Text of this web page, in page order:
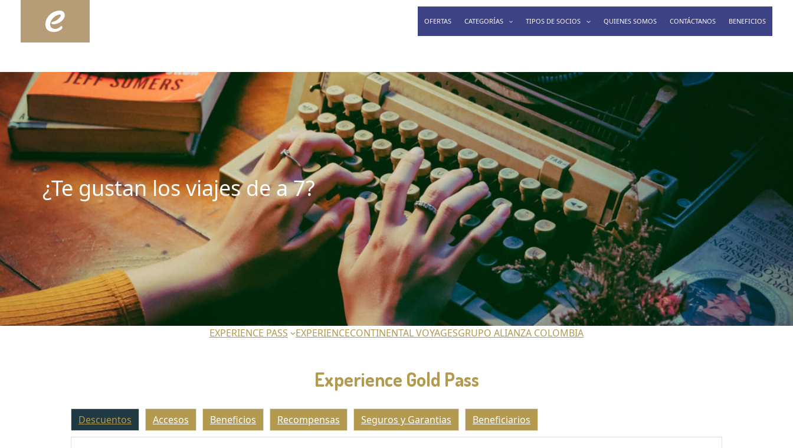
OFERTAS CATEGORÍAS TIPOS DE SOCIOS QUIENES SOMOS CONTÁCTANOS BENEFICIOS
¿Te gustan los viajes de a 7?
EXPERIENCE PASS EXPERIENCECONTINENTAL VOYAGESGRUPO ALIANZA COLOMBIA
Experience Gold Pass
Descuentos Accesos Beneficios Recompensas Seguros y Garantias Beneficiarios